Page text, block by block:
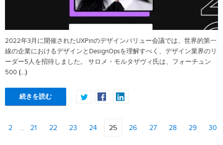
2022年3月に開催されたUXPinのデザインバリュー会議では、世界的第一
線の企業におけるデザインとDesignOpsを理解すべく、デザイン業界のリ
ーダー5人を招待しました。 サロメ・モルタザヴィ氏は、フォーチュン
500 (…)
続きを読む
2 … 21 22 23 24 25 26 27 28 29 30